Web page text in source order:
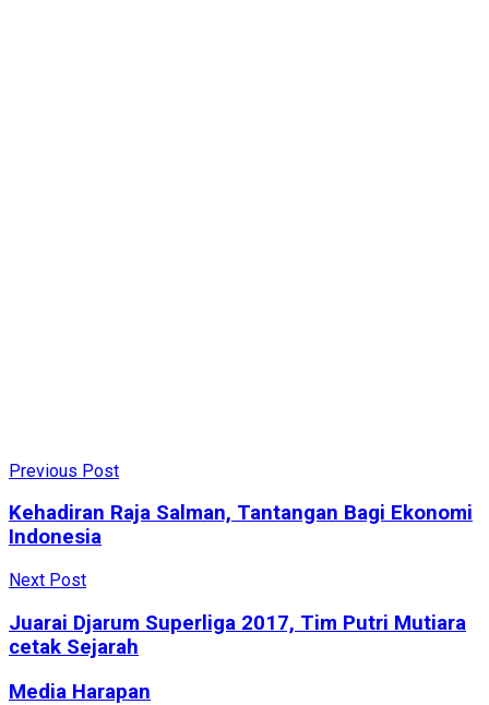
Previous Post
Kehadiran Raja Salman, Tantangan Bagi Ekonomi
Indonesia
Next Post
Juarai Djarum Superliga 2017, Tim Putri Mutiara
cetak Sejarah
Media Harapan